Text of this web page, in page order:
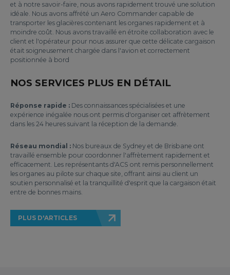
et à notre savoir-faire, nous avons rapidement trouvé une solution
idéale. Nous avons affrété un Aero Commander capable de
transporter les glacières contenant les organes rapidement et à
moindre coût. Nous avons travaillé en étroite collaboration avec le
client et l'opérateur pour nous assurer que cette délicate cargaison
était soigneusement chargée dans l'avion et correctement
positionnée à bord
NOS SERVICES PLUS EN DÉTAIL
Réponse rapide : Des connaissances spécialisées et une
expérience inégalée nous ont permis d'organiser cet affrètement
dans les 24 heures suivant la réception de la demande.
Réseau mondial : Nos bureaux de Sydney et de Brisbane ont
travaillé ensemble pour coordonner l'affrètement rapidement et
efficacement. Les représentants d'ACS ont remis personnellement
les organes au pilote sur chaque site, offrant ainsi au client un
soutien personnalisé et la tranquillité d'esprit que la cargaison était
entre de bonnes mains.
PLUS D'ARTICLES